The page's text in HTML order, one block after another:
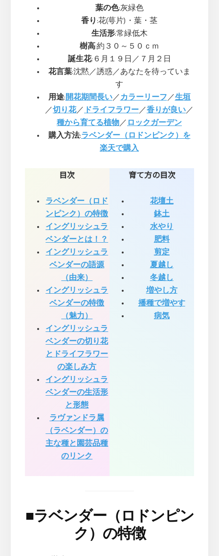
葉の色:灰緑色
香り :花(萼片)・葉・茎
生活形:常緑低木
樹高:約３０～５０ｃｍ
誕生花:６月１９日／７月２日
花言葉:沈黙／誘惑／あなたを待っていま
す
用途:開花期間長い／ カラーリーフ ／生垣
／切り花／ ドライフラワー ／香りが良い ／
種から育てる植物 ／ ロックガーデン
購入方法:ラベンダー（ロドンピンク）を
楽天で購入
目次
ラベンダー（ロド
ンピンク）の特徴
イングリッシュラ
ベンダーとは！？
イングリッシュラ
ベンダーの語源
（由来）
イングリッシュラ
ベンダーの特徴
（魅力）
イングリッシュラ
ベンダーの切り花
とドライフラワー
の楽しみ方
イングリッシュラ
ベンダーの生活形
と形態
ラヴァンドラ属
（ラベンダー）の
主な種と園芸品種
のリンク
育て方の目次
花壇土
鉢土
水やり
肥料
剪定
夏越し
冬越し
増やし方
播種で増やす
病気
■ラベンダー（ロドンピン
ク）の特徴